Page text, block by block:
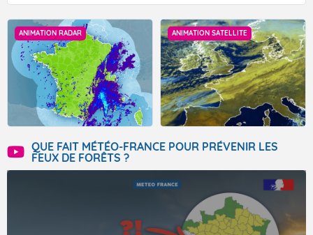
ANIMATION RADAR ANIMATION SATELLITE
QUE FAIT MÉTÉO-FRANCE POUR PRÉVENIR LES
FEUX DE FORÊTS ?